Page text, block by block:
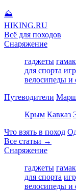
⛰
HIKING.RU
Всё для походов
Снаряжение
гаджеты
для спорта
велосипеды и
Путеводители
Крым Кавказ
Что взять в поход
Все статьи →
Снаряжение
гаджеты
для спорта
велосипеды и